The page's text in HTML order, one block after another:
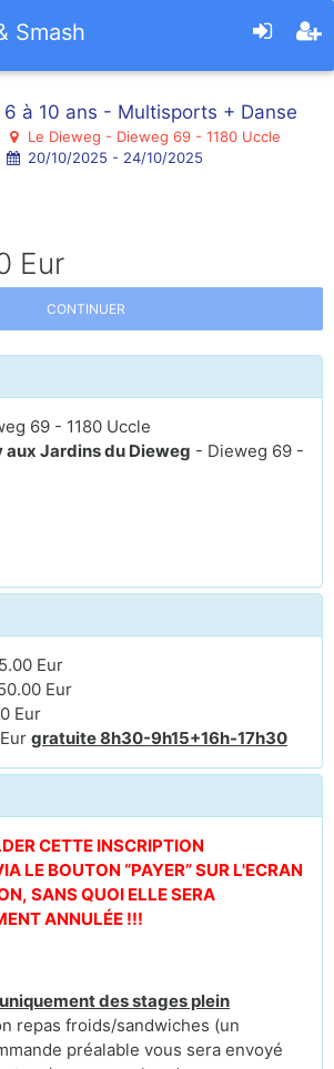
Smash
6 à 10 ans - Multisports + Danse
Le Dieweg - Dieweg 69 - 1180 Uccle
20/10/2025 - 24/10/2025
Eur
CONTINUER
69 - 1180 Uccle
aux Jardins du Dieweg - Dieweg 69 -
Eur
Eur
Eur
gratuite 8h30-9h15+16h-17h30
CETTE INSCRIPTION
LE BOUTON “PAYER” SUR L'ECRAN
SANS QUOI ELLE SERA
ANNULÉE !!!
des stages plein
repas froids/sandwiches (un
préalable vous sera envoyé